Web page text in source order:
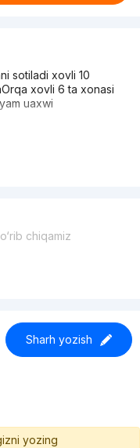
sotiladi xovli 10
xovli 6 ta xonasi
uaxwi
chiqamiz
Sharh yozish
yozing